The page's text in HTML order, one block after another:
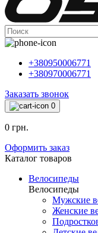
+380950006771
+380970006771
Заказать звонок
0
0 грн.
Оформить заказ
Каталог товаров
Велосипеды
Велосипеды
Мужские
Женские